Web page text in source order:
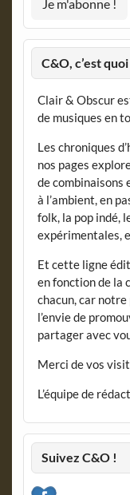
C&O, c’est quoi
Clair & Obscur
de musiques en
Les chroniques
nos pages
de combinaisons
à l’ambient, en
folk, la pop indé,
expérimentales,
Et cette ligne
en fonction de la
chacun, car
l’envie de
partager avec
Merci de vos
L’équipe de
Suivez C&O !